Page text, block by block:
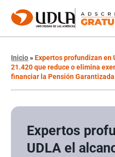
Inicio»Expertos profundizan en
21.420 que reduce o elimina
financiar la Pensión Garantizada
Expertos
UDLA el